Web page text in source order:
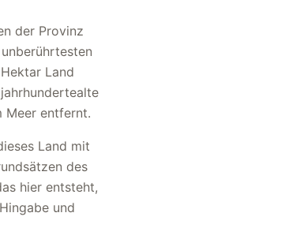
der Provinz
Land
Meer entfernt.
Land mit
des
hier entsteht,
und